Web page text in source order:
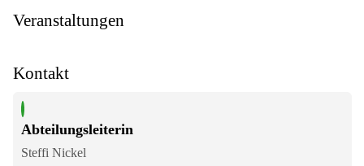
Veranstaltungen
Kontakt
Abteilungsleiterin
Steffi Nickel